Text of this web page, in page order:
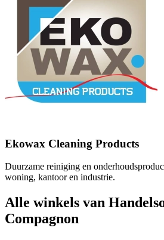
Ekowax Cleaning Products
Duurzame reiniging en
woning, kantoor en industrie.
Alle winkels van
Compagnon